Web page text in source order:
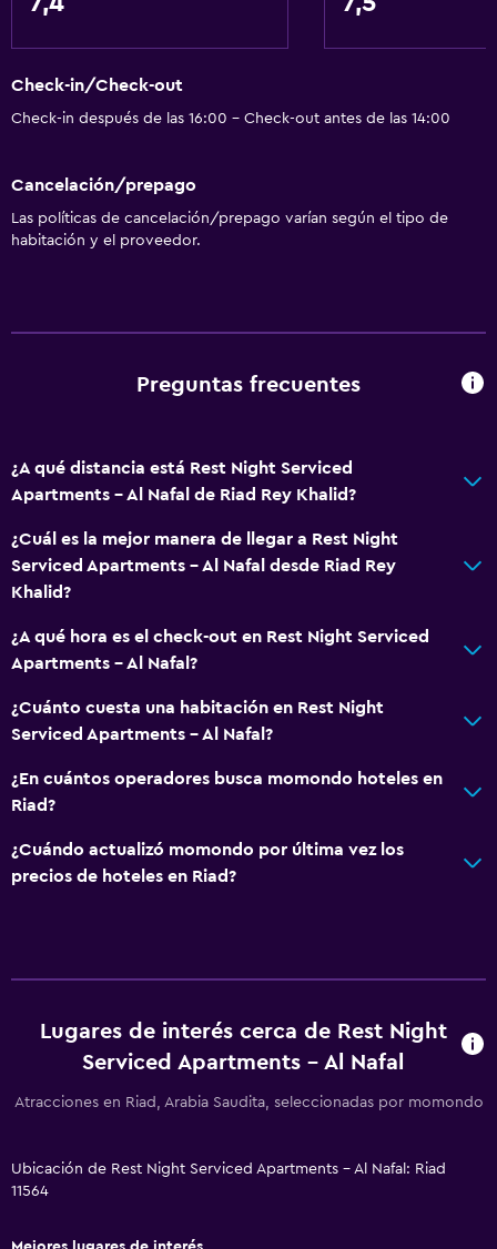
Check-in/Check-out
Check-in después de las 16:00 - Check-out antes de las 14:00
Cancelación/prepago
Las políticas de cancelación/prepago varían según el tipo de
habitación y el proveedor.
Preguntas frecuentes
¿A qué distancia está Rest Night Serviced
Apartments - Al Nafal de Riad Rey Khalid?
¿Cuál es la mejor manera de llegar a Rest Night
Serviced Apartments - Al Nafal desde Riad Rey
Khalid?
¿A qué hora es el check-out en Rest Night Serviced
Apartments - Al Nafal?
¿Cuánto cuesta una habitación en Rest Night
Serviced Apartments - Al Nafal?
¿En cuántos operadores busca momondo hoteles en
Riad?
¿Cuándo actualizó momondo por última vez los
precios de hoteles en Riad?
Lugares de interés cerca de Rest Night
Serviced Apartments - Al Nafal
Atracciones en Riad, Arabia Saudita, seleccionadas por momondo
Ubicación de Rest Night Serviced Apartments - Al Nafal: Riad
11564